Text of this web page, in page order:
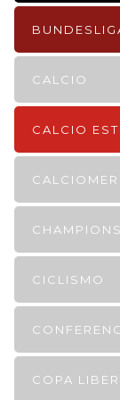
CALCIO
CALCIO
CICLISMO
COPA